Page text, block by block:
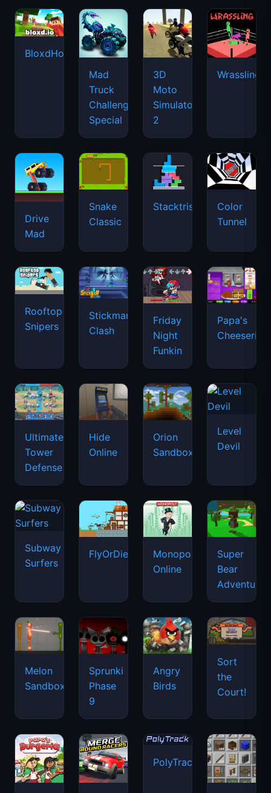
BloxdHop.io
Mad
Truck
Challenge
Special
3D
Moto
Simulator
2
Wrassling
Drive
Mad
Snake
Classic
Stacktris
Color
Tunnel
Rooftop
Snipers
Stickman
Clash
Friday
Night
Funkin
Papa's
Cheeseria
Ultimate
Tower
Defense
Hide
Online
Orion
Sandbox
Level
Devil
Subway
Surfers
FlyOrDie.io
Monopoly
Online
Super
Bear
Adventure
Melon
Sandbox
Sprunki
Phase
9
Angry
Birds
Sort
the
Court!
PolyTrack